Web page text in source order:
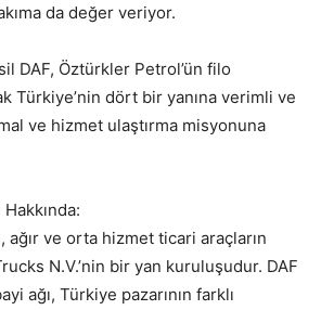
da değer veriyor.
DAF, Öztürkler Petrol’ün filo
Türkiye’nin dört bir yanına verimli ve
ve hizmet ulaştırma misyonuna
ağır ve orta hizmet ticari araçların
N.V.’nin bir yan kuruluşudur. DAF
ağı, Türkiye pazarının farklı